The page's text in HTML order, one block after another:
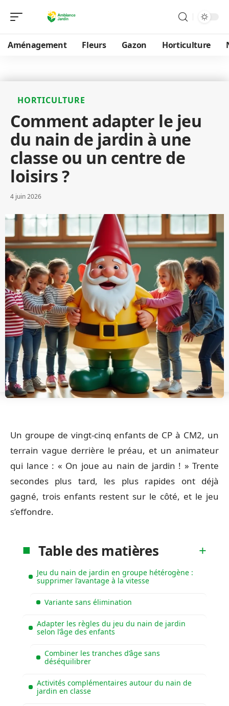
Aménagement Fleurs Gazon Horticulture
HORTICULTURE
Comment adapter le jeu
du nain de jardin à une
classe ou un centre de
loisirs ?
4 juin 2026
Un groupe de vingt-cinq enfants de CP à CM2, un
terrain vague derrière le préau, et un animateur
qui lance : « On joue au nain de jardin ! » Trente
secondes plus tard, les plus rapides ont déjà
gagné, trois enfants restent sur le côté, et le jeu
s’effondre.
Table des matières
Jeu du nain de jardin en groupe hétérogène :
supprimer l’avantage à la vitesse
Variante sans élimination
Adapter les règles du jeu du nain de jardin
selon l’âge des enfants
Combiner les tranches d’âge sans
déséquilibrer
Activités complémentaires autour du nain de
jardin en classe